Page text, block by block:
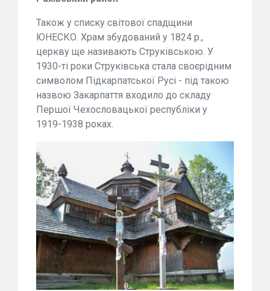
Також у списку світової спадщини
ЮНЕСКО. Храм збудований у 1824 р.,
церкву ще називають Струківською. У
1930-ті роки Струківська стала своєрідним
символом Підкарпатської Русі - під такою
назвою Закарпаття входило до складу
Першої Чехословацької республіки у
1919-1938 роках.